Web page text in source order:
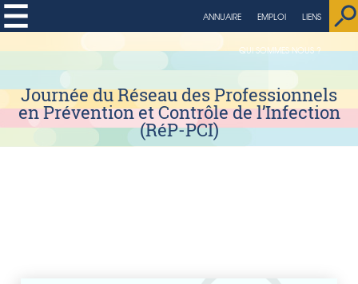
LIENS
EMPLOI
ANNUAIRE
QUI SOMMES NOUS ?
string(4) "page"
Journée du Réseau des Professionnels
en Prévention et Contrôle de l’Infection
(RéP-PCI)